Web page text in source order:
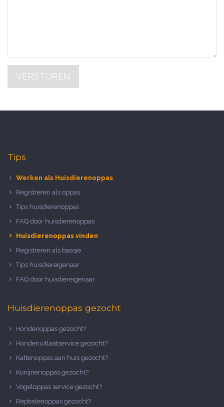
VERSTUREN
Tips
Werken als Huisdierenoppas
Registreren als oppas
Tips huisdierenoppas
FAQ door huisdierenoppas
Huisdierenoppas vinden
Registreren als baasje
Tips huisdiereigenaar
FAQ door huisdiereigenaar
Huisdierenoppas gezocht
Hondenoppas gezocht?
Hondenuitlaatservice gezocht?
Kattenoppas aan huis gezocht?
Konijnenoppas gezocht?
Vogeloppas service gezocht?
Reptielenoppas gezocht?